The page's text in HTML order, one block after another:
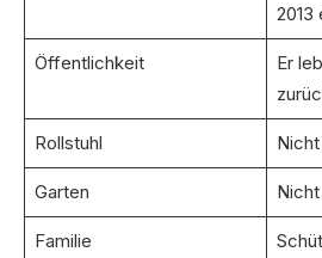
2013
Öffentlichkeit
Er
Rollstuhl
Garten
Familie